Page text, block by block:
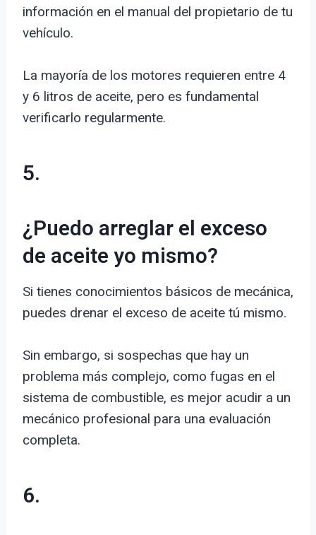
información en el manual del propietario de tu
vehículo.
La mayoría de los motores requieren entre 4
y 6 litros de aceite, pero es fundamental
verificarlo regularmente.
5.
¿Puedo arreglar el exceso
de aceite yo mismo?
Si tienes conocimientos básicos de mecánica,
puedes drenar el exceso de aceite tú mismo.
Sin embargo, si sospechas que hay un
problema más complejo, como fugas en el
sistema de combustible, es mejor acudir a un
mecánico profesional para una evaluación
completa.
6.